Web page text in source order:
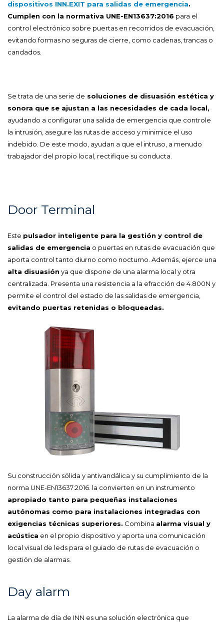
dispositivos INN.EXIT para salidas de emergencia.
Cumplen con la normativa UNE-EN13637:2016 para el
control electrónico sobre puertas en recorridos de evacuación,
evitando formas no seguras de cierre, como cadenas, trancas o
candados.
Se trata de una serie de soluciones de disuasión estética y
sonora que se ajustan a las necesidades de cada local,
ayudando a configurar una salida de emergencia que controle
la intrusión, asegure las rutas de acceso y minimice el uso
indebido. De este modo, ayudan a que el intruso, a menudo
trabajador del propio local, rectifique su conducta.
Door Terminal
Este pulsador inteligente para la gestión y control de
salidas de emergencia o puertas en rutas de evacuación que
aporta control tanto diurno como nocturno. Además, ejerce una
alta disuasión ya que dispone de una alarma local y otra
centralizada. Presenta una resistencia a la efracción de 4.800N y
permite el control del estado de las salidas de emergencia,
evitando puertas retenidas o bloqueadas.
Su construcción sólida y antivandálica y su cumplimiento de la
norma UNE-EN13637:2016. la convierten en un instrumento
apropiado tanto para pequeñas instalaciones
autónomas como para instalaciones integradas con
exigencias técnicas superiores. Combina alarma visual y
acústica en el propio dispositivo y aporta una comunicación
local visual de leds para el guiado de rutas de evacuación o
gestión de alarmas.
Day alarm
La alarma de día de INN es una solución electrónica que